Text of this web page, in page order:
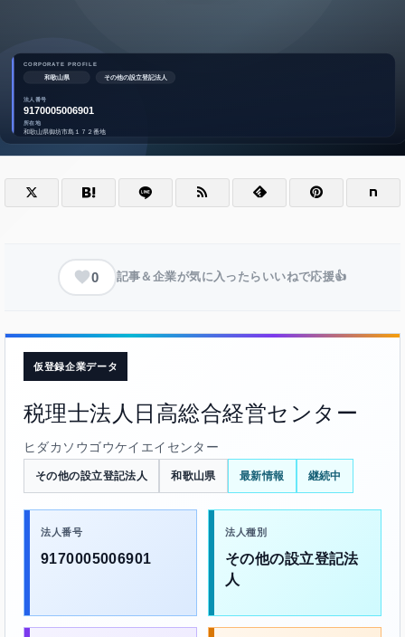
0 記事＆企業が気に入ったらいいねで応援👍
仮登録企業データ
税理士法人日高総合経営センター
ヒダカソウゴウケイエイセンター
その他の設立登記法人 和歌山県 最新情報 継続中
法人番号
9170005006901
法人種別
その他の設立登記法
人